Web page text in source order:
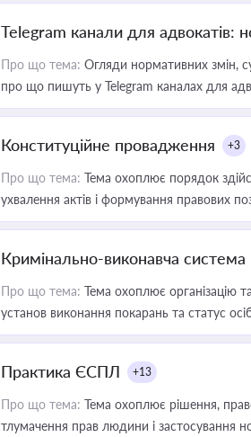
Telegram канали для адвокатів:
Про що тема: Огляди нормативних змін,
про що пишуть у Telegram каналах для
Конституційне провадження +3
Про що тема: Тема охоплює порядок
ухвалення актів і формування правових
Кримінально-виконавча система
Про що тема: Тема охоплює організацію
установ виконання покарань та статус
Практика ЄСПЛ +13
Про що тема: Тема охоплює рішення,
тлумачення прав людини і застосування